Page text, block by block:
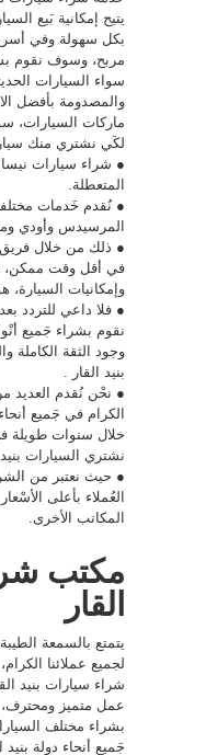
يتيح إمكانية بَيع
بكل سهولة وفي
مربح، وسوف نقوم
سواء السيارات
والمصدومة بأفضل
ماركات السيارات،
لكَي نشتري منك
● شراء سيارات
المتعطلة.
● نُقدم خَدمات
المرسيدس وأودي
● ذلك من خلال فريق
في أقل وقت ممكن،
وإمكانيات
● فلا داعي للتردد
نقوم بشراء جَميع
وجود الثقة الكاملة
بنيد القار .
● نحْن نُقدم العديد
الكرام في جَميع
خلال سنوات طويلة
نشتري السيارات بنيد
● حيث نعتبر من
العُملاء بأعلى
المكاتب الأخرى.
مكتب
القار
يتمتع بالسمعة
لجميع عملائنا
شراء سيارات بنيد
عمل متميز
بشراء مختلف
جَميع أنحاء دولة بنيد